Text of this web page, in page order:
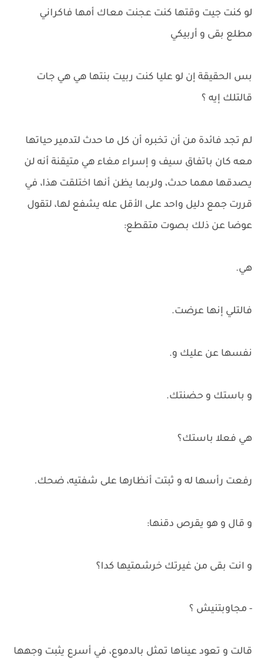
لو كنت جيت وقتها كنت عجنت معاك أمها فاكراني
مطلع بقى و أربيكي
بس الحقيقة إن لو عليا كنت ربيت بنتها هي هي جات
قالتلك إيه ؟
لم تجد فائدة من أن تخبره أن كل ما حدث لتدمير حياتها
معه كان باتفاق سيف و إسراء مغاء هي متيقنة أنه لن
يصدقها مهما حدث، ولربما يظن أنها اختلقت هذا، في
قررت جمع دليل واحد على الأقل عله يشفع لها، لتقول
عوضا عن ذلك بصوت متقطع:
هي.
فالتلي إنها عرضت.
نفسها عن عليك و.
و باستك و حضنتك.
هي فعلا باستك؟
رفعت رأسها له و ثبتت أنظارها على شفتيه، ضحك.
و قال و هو يقرص دقنها:
و انت بقى من غيرتك خرشمتيها كدا؟
- مجاوبتنيش ؟
قالت و تعود عيناها تمثل بالدموع، في أسرع يثبت وجهها